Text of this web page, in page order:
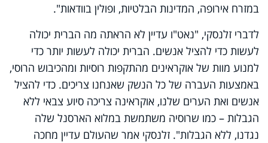
במזרח אירופה, המדינות הבלטיות, ופולין בוודאות".
לדברי זלנסקי, "נאט"ו עדיין לא הראתה מה הברית יכולה
לעשות כדי להציל אנשים. הברית יכולה לעשות יותר כדי
למנוע מוות של אוקראינים מהתקפות רוסיות ומהכיבוש הרוסי,
באמצעות העברה של כל הנשק שאנחנו צריכים. כדי להציל
אנשים ואת הערים שלנו, אוקראינה צריכה סיוע צבאי ללא
הגבלות – כמו שרוסיה משתמשת במלוא הארסנל שלה
נגדנו, ללא הגבלות". זלנסקי אמר שהעולם עדיין מחכה